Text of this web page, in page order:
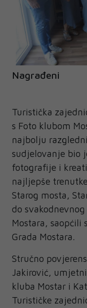
Nagrađeni
Turistička
s Foto klubom
najbolju
sudjelovanje bio
fotografije i
najljepše
Starog mosta,
do
Mostara, saopćili
Grada Mostara.
Stručno
Jakirović,
kluba Mostar i
Turističke